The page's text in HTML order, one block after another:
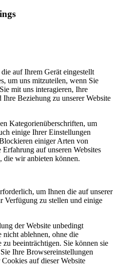
auf Ihrem Gerät eingestellt
um uns mitzuteilen, wenn Sie
mit uns interagieren, Ihre
Beziehung zu unserer Website
Kategorienüberschriften, um
einige Ihrer Einstellungen
einiger Arten von
auf unseren Websites
die wir anbieten können.
um Ihnen die auf unserer
Verfügung zu stellen und einige
der Website unbedingt
ablehnen, ohne die
beeinträchtigen. Sie können sie
Ihre Browsereinstellungen
auf dieser Website